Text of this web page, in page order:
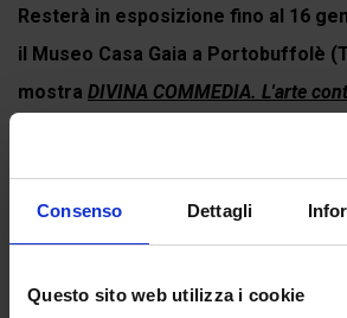
Consenso Dettagli
Questo sito web utilizza i cookie
Resterà in esposizione fino al 16
il Museo Casa Gaia a Portobuffolè
mostra DIVINA COMMEDIA. L'arte
Continua a leggere
Recensioni